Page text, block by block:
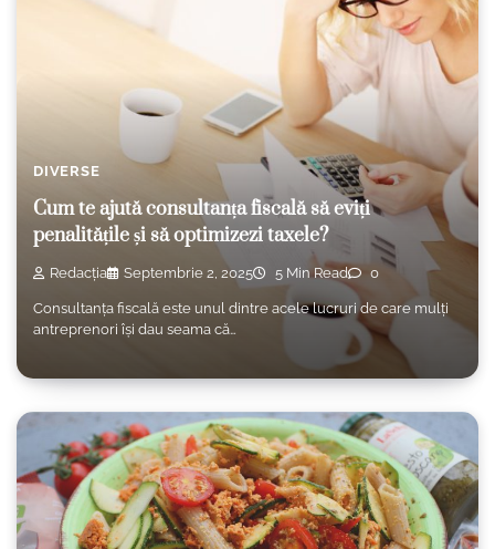
DIVERSE
Cum te ajută consultanța fiscală să eviți
penalitățile și să optimizezi taxele?
Redacția Septembrie 2, 2025 5 Min Read 0
Consultanța fiscală este unul dintre acele lucruri de care mulți
antreprenori își dau seama că…